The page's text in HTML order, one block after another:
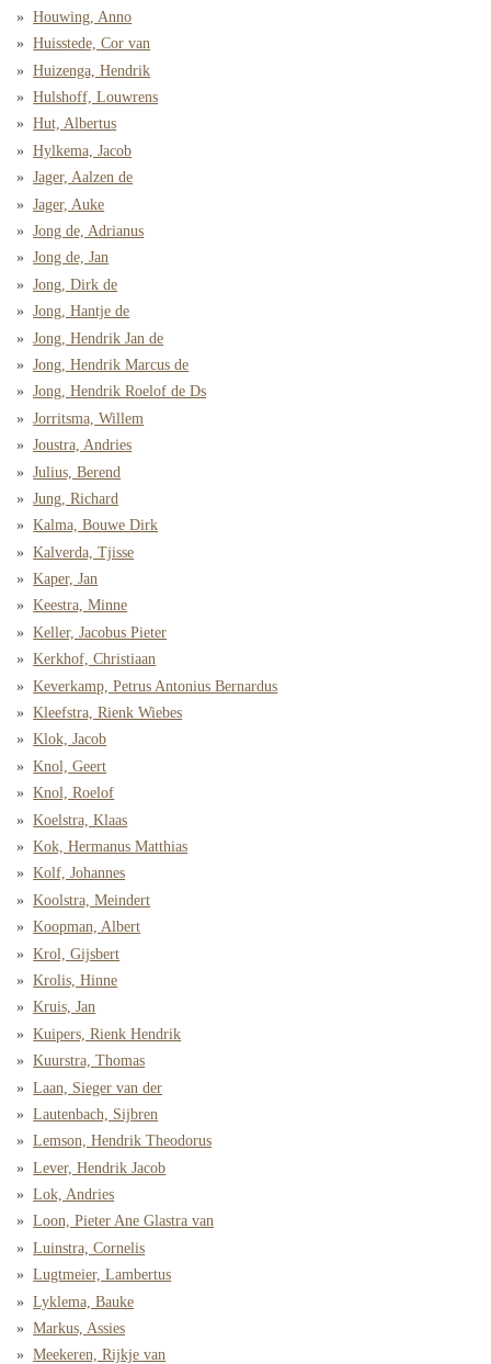
Houwing, Anno
Huisstede, Cor van
Huizenga, Hendrik
Hulshoff, Louwrens
Hut, Albertus
Hylkema, Jacob
Jager, Aalzen de
Jager, Auke
Jong de, Adrianus
Jong de, Jan
Jong, Dirk de
Jong, Hantje de
Jong, Hendrik Jan de
Jong, Hendrik Marcus de
Jong, Hendrik Roelof de Ds
Jorritsma, Willem
Joustra, Andries
Julius, Berend
Jung, Richard
Kalma, Bouwe Dirk
Kalverda, Tjisse
Kaper, Jan
Keestra, Minne
Keller, Jacobus Pieter
Kerkhof, Christiaan
Keverkamp, Petrus Antonius Bernardus
Kleefstra, Rienk Wiebes
Klok, Jacob
Knol, Geert
Knol, Roelof
Koelstra, Klaas
Kok, Hermanus Matthias
Kolf, Johannes
Koolstra, Meindert
Koopman, Albert
Krol, Gijsbert
Krolis, Hinne
Kruis, Jan
Kuipers, Rienk Hendrik
Kuurstra, Thomas
Laan, Sieger van der
Lautenbach, Sijbren
Lemson, Hendrik Theodorus
Lever, Hendrik Jacob
Lok, Andries
Loon, Pieter Ane Glastra van
Luinstra, Cornelis
Lugtmeier, Lambertus
Lyklema, Bauke
Markus, Assies
Meekeren, Rijkje van